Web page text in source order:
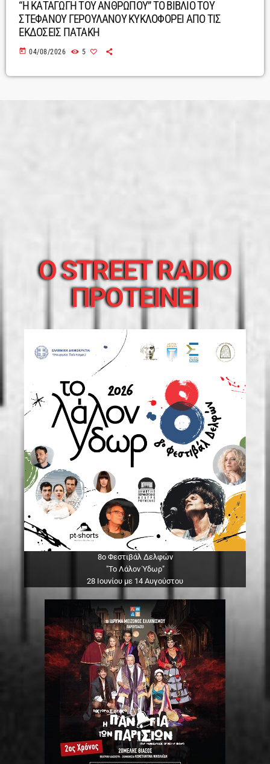
“Η ΚΑΤΑΓΩΓΗ ΤΟΥ ΑΝΘΡΩΠΟΥ” ΤΟ ΒΙΒΛΙΟ ΤΟΥ
ΣΤΕΦΑΝΟΥ ΓΕΡΟΥΛΑΝΟΥ ΚΥΚΛΟΦΟΡΕΙ ΑΠΟ ΤΙΣ
ΕΚΔΟΣΕΙΣ ΠΑΤΑΚΗ
today 04/08/2026 5
O STREET RADIO
ΠΡΟΤΕΙΝΕΙ
8ο Φεστιβάλ Δελφών
"Το Λάλον Ύδωρ"
28 Ιουνίου με 14 Αυγούστου